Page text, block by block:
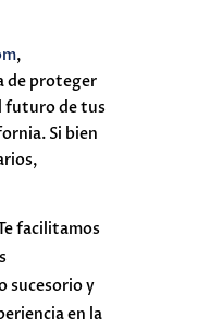
,
de proteger
futuro de tus
Si bien
facilitamos
sucesorio y
en la